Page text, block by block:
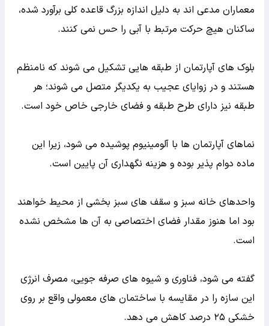
معماران مدعی اند به دلیل اندازه بزرگ قاعده کلی برآورد شده،
ساکنان هیچ حرکت مرتبط با آبی را حس نمی کنند.
بلوک های آپارتمان از طبقه هایی تشکیل می شوند که نامنظم
هستند و در زوایای عجیب به یکدیگر متصل می شوند؛ هر
طبقه نیز دارای طرح طبقه و فضای خارجی خاص خود است.
نماهای آپارتمان ها با آلومینیوم پوشیده می شود، زیرا این
ماده دوام پذیر بوده و هزینه نگهداری آن پایین است.
واحدهای خانه سبز و سقف های سبز بخشی از محیط خواهند
بود اما هنوز مقدار فضای اختصاصی به آن ها مشخص نشده
است.
گفته می شود، فناوری و شیوه های صرفه جویی، مصرف انرژی
این سازه را در مقایسه با ساختمان های معمولی واقع بر روی
خشکی ۲۵ درصد کاهش می دهد.